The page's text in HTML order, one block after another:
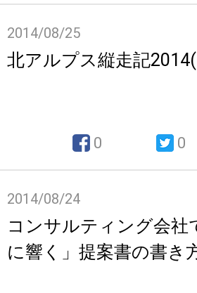
2014/08/25
北アルプス縦走記
0 0
2014/08/24
コンサルティング会社
に響く」提案書の書き